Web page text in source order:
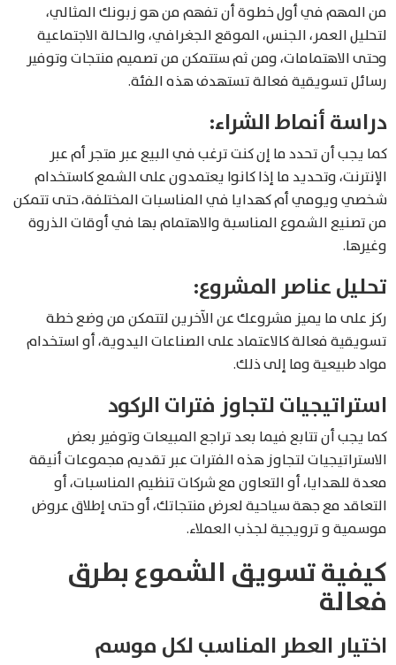
من المهم في أول خطوة أن تفهم من هو زبونك المثالي،
لتحليل العمر، الجنس، الموقع الجغرافي، والحالة الاجتماعية
وحتى الاهتمامات، ومن ثم ستتمكن من تصميم منتجات وتوفير
رسائل تسويقية فعالة تستهدف هذه الفئة.
دراسة أنماط الشراء:
كما يجب أن تحدد ما إن كنت ترغب في البيع عبر متجر أم عبر
الإنترنت، وتحديد ما إذا كانوا يعتمدون على الشمع كاستخدام
شخصي ويومي أم كهدايا في المناسبات المختلفة، حتى تتمكن
من تصنيع الشموع المناسبة والاهتمام بها في أوقات الذروة
وغيرها.
تحليل عناصر المشروع:
ركز على ما يميز مشروعك عن الآخرين لتتمكن من وضع خطة
تسويقية فعالة كالاعتماد على الصناعات اليدوية، أو استخدام
مواد طبيعية وما إلى ذلك.
استراتيجيات لتجاوز فترات الركود
كما يجب أن تتابع فيما بعد تراجع المبيعات وتوفير بعض
الاستراتيجيات لتجاوز هذه الفترات عبر تقديم مجموعات أنيقة
معدة للهدايا، أو التعاون مع شركات تنظيم المناسبات، أو
التعاقد مع جهة سياحية لعرض منتجاتك، أو حتى إطلاق عروض
موسمية و ترويجية لجذب العملاء.
كيفية تسويق الشموع بطرق
فعالة
اختيار العطر المناسب لكل موسم